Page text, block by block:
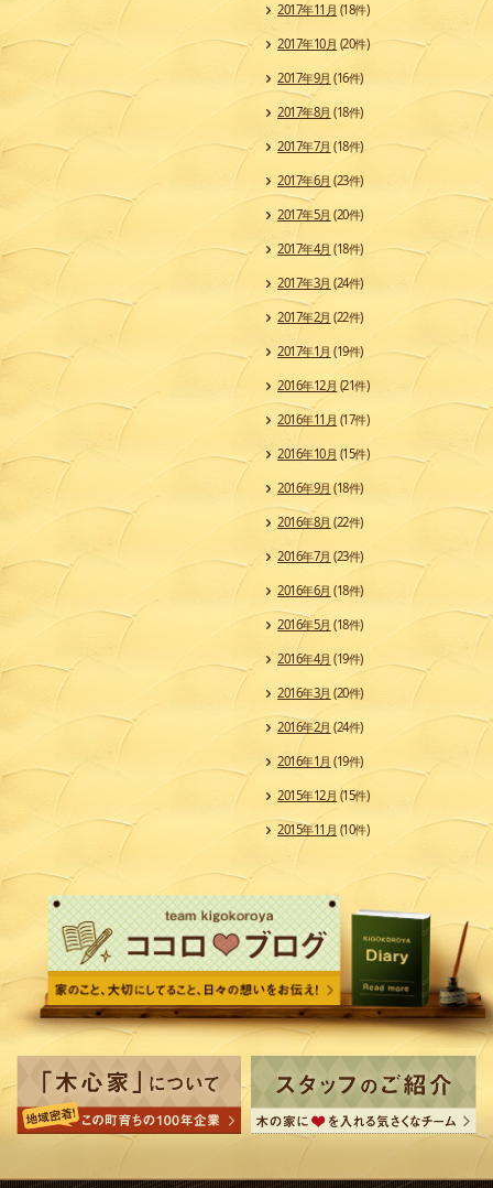
2017年11月 (18件)
2017年10月 (20件)
2017年9月 (16件)
2017年8月 (18件)
2017年7月 (18件)
2017年6月 (23件)
2017年5月 (20件)
2017年4月 (18件)
2017年3月 (24件)
2017年2月 (22件)
2017年1月 (19件)
2016年12月 (21件)
2016年11月 (17件)
2016年10月 (15件)
2016年9月 (18件)
2016年8月 (22件)
2016年7月 (23件)
2016年6月 (18件)
2016年5月 (18件)
2016年4月 (19件)
2016年3月(20件)
2016年2月 (24件)
2016年1月 (19件)
2015年12月 (15件)
2015年11月 (10件)